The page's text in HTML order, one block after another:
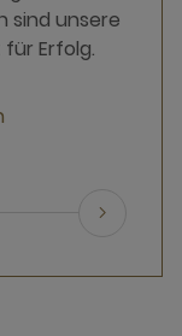
sind unsere
Erfolg.